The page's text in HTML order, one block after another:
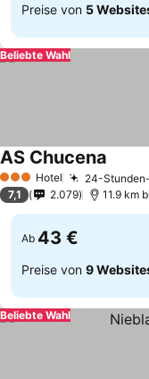
Preise von 5
Beliebte Wahl
3 SterneHotel 24-
AS Chucena
7,1 2.079 11.9 km
Ab 43 €
Preise von 9
Beliebte Wahl